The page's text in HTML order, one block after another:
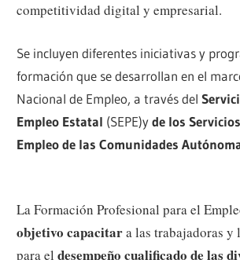
competitividad digital y empresarial.
Se incluyen diferentes iniciativas y
formación que se desarrollan en el
Nacional de Empleo, a través del
Empleo Estatal (SEPE)yde los
Empleo de las Comunidades
La Formación Profesional para el
objetivo capacitara las trabajadoras y
para eldesempeño cualificado de las